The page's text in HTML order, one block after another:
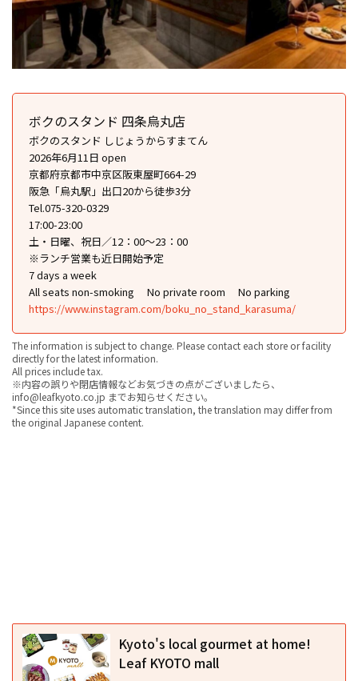
ボクのスタンド 四条烏丸店
ボクのスタンド しじょうからすまてん
2026年6月11日 open
京都府京都市中京区阪東屋町664-29
阪急「烏丸駅」出口20から徒歩3分
Tel.075-320-0329
17:00-23:00
土・日曜、祝日／12：00～23：00
※ランチ営業も近日開始予定
7 days a week
All seats non-smoking
No private room
No parking
https://www.instagram.com/boku_no_stand_karasuma/
The information is subject to change. Please contact each store or facility
directly for the latest information.
All prices include tax.
※内容の誤りや閉店情報などお気づきの点がございましたら、
info@leafkyoto.co.jp までお知らせください。
*Since this site uses automatic translation, the translation may differ from
the original Japanese content.
Kyoto's local gourmet at home!
Leaf KYOTO mall